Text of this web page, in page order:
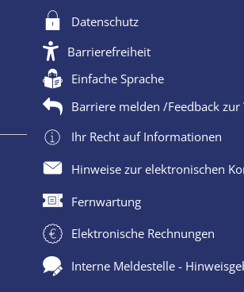
Datenschutz
Barrierefreiheit
Einfache Sprache
Barriere melden /Feedback zur
Ihr Recht auf Informationen
Hinweise zur elektronischen
Fernwartung
Elektronische Rechnungen
Interne Meldestelle -